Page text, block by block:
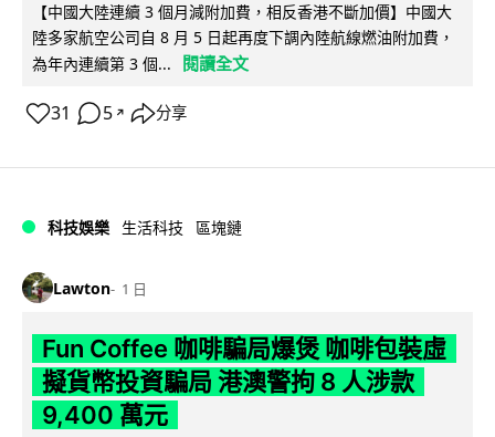
【中國大陸連續 3 個月減附加費，相反香港不斷加價】中國大
陸多家航空公司自 8 月 5 日起再度下調內陸航線燃油附加費，
為年內連續第 3 個...
閱讀全文
31 5 ↗ 分享
科技娛樂 生活科技 區塊鏈
Lawton 1 日
Fun Coffee 咖啡騙局爆煲 咖啡包裝虛
擬貨幣投資騙局 港澳警拘 8 人涉款
9,400 萬元